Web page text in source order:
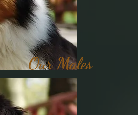
Our Males